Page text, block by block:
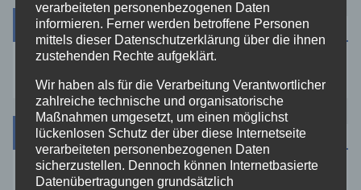
Suche
Kategorien
Aktuelles
verarbeiteten personenbezogenen Daten
informieren. Ferner werden betroffene Personen
mittels dieser Datenschutzerklärung über die ihnen
zustehenden Rechte aufgeklärt.
Wir haben als für die Verarbeitung Verantwortlicher
zahlreiche technische und organisatorische
Maßnahmen umgesetzt, um einen möglichst
lückenlosen Schutz der über diese Internetseite
verarbeiteten personenbezogenen Daten
sicherzustellen. Dennoch können Internetbasierte
Datenübertragungen grundsätzlich